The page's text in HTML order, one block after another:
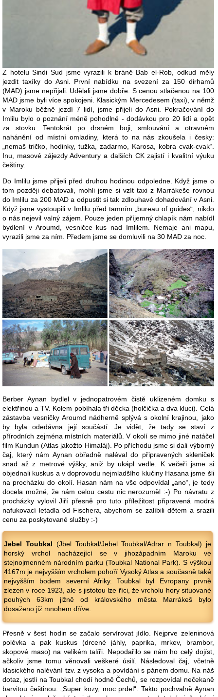
Z hotelu Sindi Sud jsme vyrazili k bráně Bab el-Rob, odkud měly
jezdit taxíky do Asni. První nabídku na svezení za 150 dirhamů
(MAD) jsme nepřijali. Udělali jsme dobře. S cenou stlačenou na 100
MAD jsme byli více spokojeni. Klasickým Mercedesem (taxi), v němž
v Maroku běžně jezdí 7 lidí, jsme přijeli do Asni. Pokračování do
Imlilu bylo o poznání méně pohodlné - dodávkou pro 20 lidí a opět
za stovku. Tentokrát po drsném boji, smlouvání a otravném
nahánění od místní omladiny, která to na nás zkoušela i česky:
„nemaš tričko, hodinky, tužka, zadarmo, Karosa, kobra cvak-cvak“.
Inu, masové zájezdy Adventury a dalších CK zajistí i kvalitní výuku
češtiny.
Do Imlilu jsme přijeli před druhou hodinou odpoledne. Když jsme o
tom později debatovali, mohli jsme si vzít taxi z Marrákeše rovnou
do Imlilu za 200 MAD a odpustit si tak zdlouhavé dohadování v Asni.
Když jsme vystoupili v Imlilu před tamním „bureau of guides“, nikdo
o nás nejevil valný zájem. Pouze jeden příjemný chlapík nám nabídl
bydlení v Aroumd, vesničce kus nad Imlilem. Nemaje ani mapu,
vyrazili jsme za ním. Předem jsme se domluvili na 30 MAD za noc.
Berber Aynan bydlel v jednopatrovém čistě uklizeném domku s
elektřinou a TV. Kolem pobíhala tři děcka (holčička a dva kluci). Celá
zástavba vesničky Aroumd nádherně splývá s okolní krajinou, jako
by byla odedávna její součástí. Je vidět, že tady se staví z
přírodních zejména místních materiálů. V okolí se mimo jiné natáčel
film Kundun (Atlas jakožto Himaláj). Po příchodu jsme si dali výborný
čaj, který nám Aynan obřadně naléval do připravených skleniček
snad až z metrové výšky, aniž by ukápl vedle. K večeři jsme si
objednali kuskus a v doprovodu nejmladšího klučiny Hasana jsme šli
na procházku do okolí. Hasan nám na vše odpovídal „ano“, je tedy
docela možné, že nám celou cestu nic nerozuměl :-) Po návratu z
procházky vylovil Jiří přesně pro tuto příležitost připravená modrá
nafukovací letadla od Fischera, abychom se zalíbili dětem a srazili
cenu za poskytované služby :-)
Jebel Toubkal (Jbel Toubkal/Jebel Toubkal/Adrar n Toubkal) je
horský vrchol nacházející se v jihozápadním Maroku ve
stejnojmenném národním parku (Toubkal National Park). S výškou
4167m je nejvyšším vrcholem pohoří Vysoký Atlas a současně také
nejvyšším bodem severní Afriky. Toubkal byl Evropany prvně
zlezen v roce 1923, ale s jistotou lze říci, že vrcholu hory situované
pouhých 63km jižně od královského města Marrákeš bylo
dosaženo již mnohem dříve.
Přesně v šest hodin se začalo servírovat jídlo. Nejprve zeleninová
polévka a pak kuskus (drcené jáhly, paprika, mrkev, brambor,
skopové maso) na velikém talíři. Nepodařilo se nám ho celý dojíst,
ačkoliv jsme tomu věnovali veškeré úsilí. Následoval čaj, včetně
klasického nalévání tzv. z vysoka a povídání s pánem domu. Na náš
dotaz, jestli na Toubkal chodí hodně Čechů, se rozpovídal nečekaně
barvitou češtinou: „Super kozy, moc prdel“. Takto pochvalně Aynan